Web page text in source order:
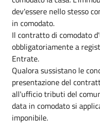
dev'essere nello stesso
in comodato.
Il contratto di comodato
obbligatoriamente a
Entrate.
Qualora sussistano le
presentazione del
all'ufficio tributi del
data in comodato si
imponibile.